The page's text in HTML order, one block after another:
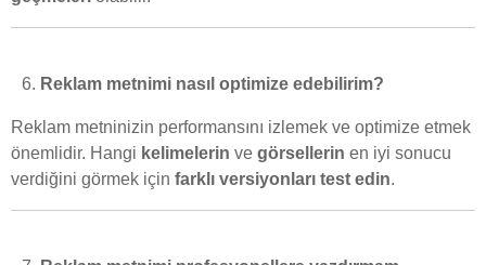
Reklam metnimi nasıl optimize edebilirim?
Reklam metninizin performansını izlemek ve optimize etmek
önemlidir. Hangi kelimelerin ve görsellerin en iyi sonucu
verdiğini görmek için farklı versiyonları test edin.